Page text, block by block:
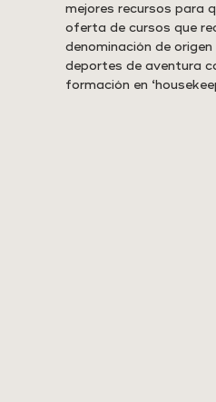
mejores recursos para
oferta de cursos que
denominación de
deportes de aventura
formación en